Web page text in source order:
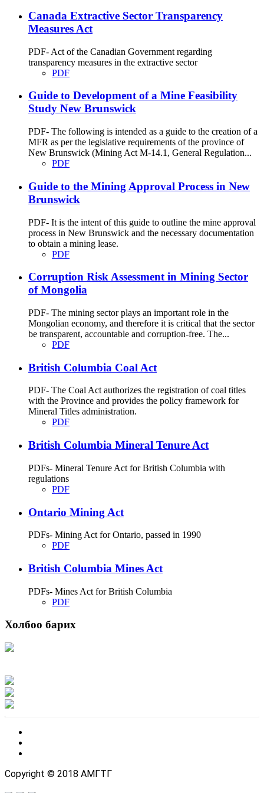
Canada Extractive Sector Transparency
Measures Act
PDF- Act of the Canadian Government regarding
transparency measures in the extractive sector
PDF
Guide to Development of a Mine Feasibility
Study New Brunswick
PDF- The following is intended as a guide to the creation of a
MFR as per the legislative requirements of the province of
New Brunswick (Mining Act M-14.1, General Regulation...
PDF
Guide to the Mining Approval Process in New
Brunswick
PDF- It is the intent of this guide to outline the mine approval
process in New Brunswick and the necessary documentation
to obtain a mining lease.
PDF
Corruption Risk Assessment in Mining Sector
of Mongolia
PDF- The mining sector plays an important role in the
Mongolian economy, and therefore it is critical that the sector
be transparent, accountable and corruption-free. The...
PDF
British Columbia Coal Act
PDF- The Coal Act authorizes the registration of coal titles
with the Province and provides the policy framework for
Mineral Titles administration.
PDF
British Columbia Mineral Tenure Act
PDFs- Mineral Tenure Act for British Columbia with
regulations
PDF
Ontario Mining Act
PDFs- Mining Act for Ontario, passed in 1990
PDF
British Columbia Mines Act
PDFs- Mines Act for British Columbia
PDF
Холбоо барих
Copyright © 2018 АМГТГ